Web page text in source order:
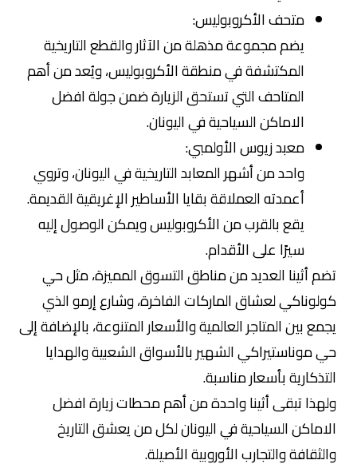
متحف الأكروبوليس:
يضم مجموعة مذهلة من الآثار والقطع التاريخية
المكتشفة في منطقة الأكروبوليس، ويُعد من أهم
المتاحف التي تستحق الزيارة ضمن جولة افضل
الاماكن السياحية في اليونان.
معبد زيوس الأولمبي:
واحد من أشهر المعابد التاريخية في اليونان، وتروي
أعمدته العملاقة بقايا الأساطير الإغريقية القديمة.
يقع بالقرب من الأكروبوليس ويمكن الوصول إليه
سيرًا على الأقدام.
تضم أثينا العديد من مناطق التسوق المميزة، مثل حي
كولوناكي لعشاق الماركات الفاخرة، وشارع إرمو الذي
يجمع بين المتاجر العالمية والأسعار المتنوعة، بالإضافة إلى
حي موناستيراكي الشهير بالأسواق الشعبية والهدايا
التذكارية بأسعار مناسبة.
ولهذا تبقى أثينا واحدة من أهم محطات زيارة افضل
الاماكن السياحية في اليونان لكل من يعشق التاريخ
والثقافة والتجارب الأوروبية الأصيلة.